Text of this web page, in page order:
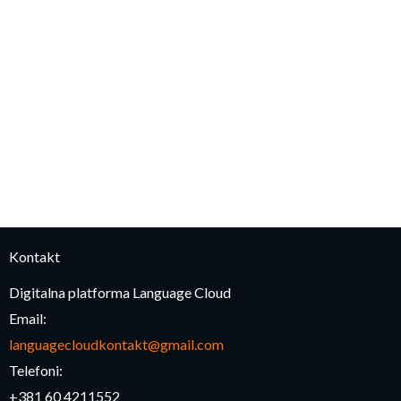
Kontakt
Digitalna platforma Language Cloud
Email:
languagecloudkontakt@gmail.com
Telefoni:
+381 60 4211552